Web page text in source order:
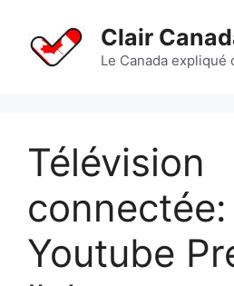
contenu
Clair
Le Canada expliqué
Télévision
connectée:
Youtube